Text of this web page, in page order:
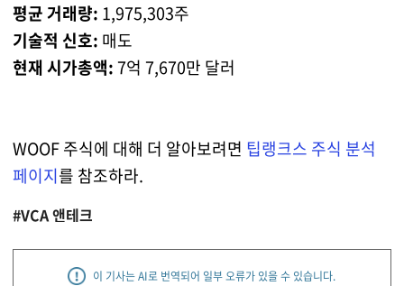
평균 거래량: 1,975,303주
기술적 신호: 매도
현재 시가총액:7억 7,670만 달러
WOOF 주식에 대해 더 알아보려면 팁랭크스 주식 분석
페이지를 참조하라.
#VCA 앤테크
이 기사는 AI로 번역되어 일부 오류가 있을 수 있습니다.